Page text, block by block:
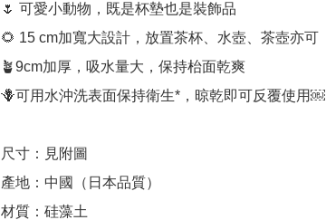
🌷 可愛小動物，既是杯墊也是裝飾品
🌻 15 cm加寬大設計，放置茶杯、水壺、茶壺亦可
🪴9cm加厚，吸水量大，保持枱面乾爽
🪻可用水沖洗表面保持衛生*，晾乾即可反覆使用￼
尺寸：見附圖
產地：中國（日本品質）
材質：硅藻土